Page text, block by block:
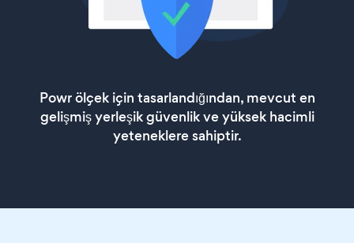
Powr ölçek için tasarlandığından, mevcut en
gelişmiş yerleşik güvenlik ve yüksek hacimli
yeteneklere sahiptir.